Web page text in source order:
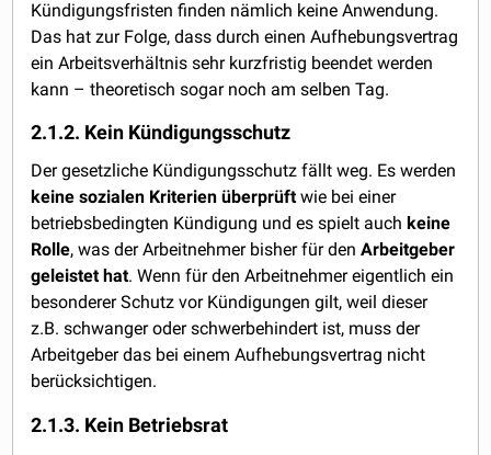
Kündigungsfristen finden nämlich keine Anwendung.
Das hat zur Folge, dass durch einen Aufhebungsvertrag
ein Arbeitsverhältnis sehr kurzfristig beendet werden
kann – theoretisch sogar noch am selben Tag.
2.1.2. Kein Kündigungsschutz
Der gesetzliche Kündigungsschutz fällt weg. Es werden
keine sozialen Kriterien überprüftwie bei einer
betriebsbedingten Kündigung und es spielt auch keine
Rolle, was der Arbeitnehmer bisher für denArbeitgeber
geleistet hat. Wenn für den Arbeitnehmer eigentlich ein
besonderer Schutz vor Kündigungen gilt, weil dieser
z.B. schwanger oder schwerbehindert ist, muss der
Arbeitgeber das bei einem Aufhebungsvertrag nicht
berücksichtigen.
2.1.3. Kein Betriebsrat